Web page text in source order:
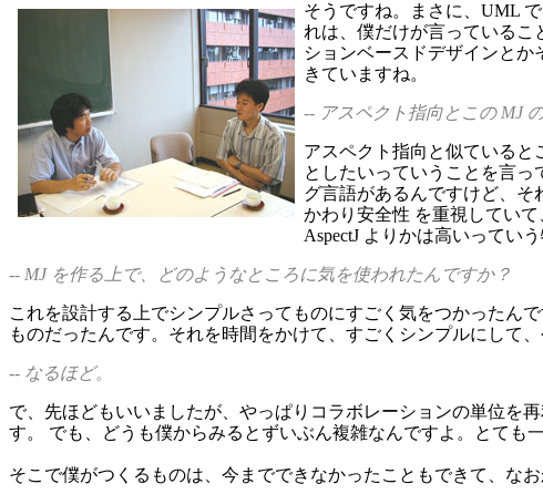
そうですね。まさに、UML
れは、僕だけが言っているこ
ションベースドデザインとか
きていますね。
-- アスペクト指向とこの MJ
アスペクト指向と似ている
としたいっていうことを言っ
グ言語があるんですけど、そ
かわり安全性 を重視してい
AspectJ よりかは高いってい
-- MJ を作る上で、どのようなところに気を使われたんですか？
これを設計する上でシンプルさってものにすごく気をつかったん
ものだったんです。それを時間をかけて、すごくシンプルにして
-- なるほど。
で、先ほどもいいましたが、やっぱりコラボレーションの単位を
す。 でも、どうも僕からみるとずいぶん複雑なんですよ。とても
そこで僕がつくるものは、今までできなかったこともできて、な